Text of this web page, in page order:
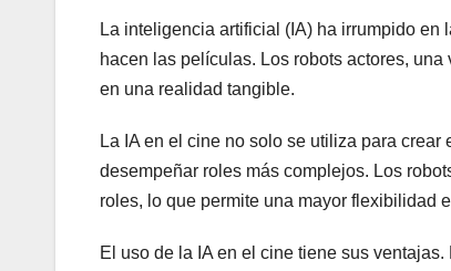
La inteligencia artificial (IA) ha irrumpido
hacen las películas. Los robots actores,
en una realidad tangible.
La IA en el cine no solo se utiliza para
desempeñar roles más complejos. Los
roles, lo que permite una mayor flexibilidad
El uso de la IA en el cine tiene sus